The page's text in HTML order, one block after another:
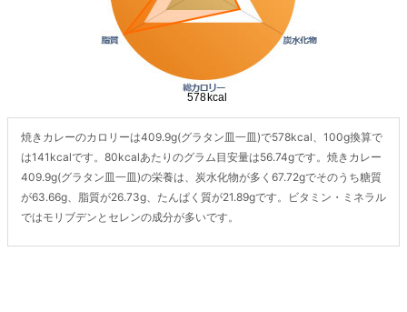
焼きカレーのカロリーは409.9g(グラタン皿一皿)で578kcal、100g換算で
は141kcalです。80kcalあたりのグラム目安量は56.74gです。焼きカレー
409.9g(グラタン皿一皿)の栄養は、炭水化物が多く67.72gでそのうち糖質
が63.66g、脂質が26.73g、たんぱく質が21.89gです。ビタミン・ミネラル
ではモリブデンとセレンの成分が多いです。